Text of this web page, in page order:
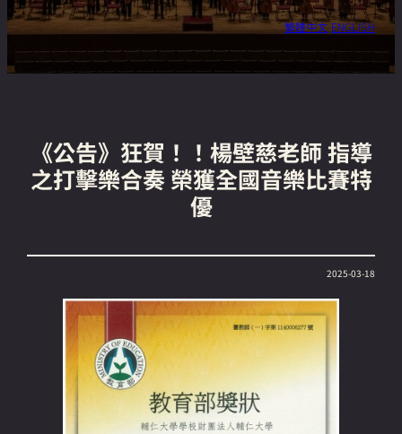
繁體中文 ENGLISH
《公告》狂賀！！楊壁慈老師 指導
之打擊樂合奏 榮獲全國音樂比賽特
優
2025-03-18